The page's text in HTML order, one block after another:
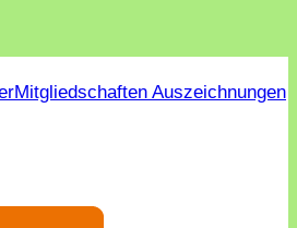
Mitgliedschaften Auszeichnungen